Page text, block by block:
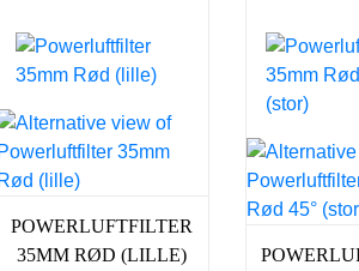
POWERLUFTFILTER
35MM RØD (LILLE)